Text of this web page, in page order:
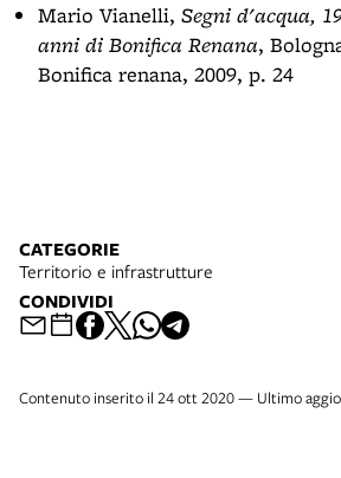
Mario Vianelli, Segni d'acqua,
anni di Bonifica Renana,
Bonifica renana, 2009, p. 24
CATEGORIE
Territorio e infrastrutture
CONDIVIDI
Contenuto inserito il 24 ott 2020 — Ultimo